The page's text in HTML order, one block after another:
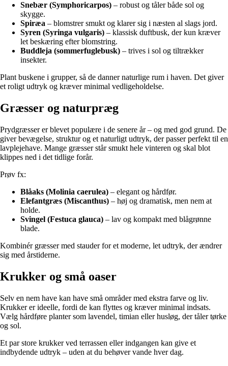
Snebær (Symphoricarpos) – robust og tåler både sol og
skygge.
Spiræa – blomstrer smukt og klarer sig i næsten al slags jord.
Syren (Syringa vulgaris) – klassisk duftbusk, der kun kræver
let beskæring efter blomstring.
Buddleja (sommerfuglebusk) – trives i sol og tiltrækker
insekter.
Plant buskene i grupper, så de danner naturlige rum i haven. Det giver
et roligt udtryk og kræver minimal vedligeholdelse.
Græsser og naturpræg
Prydgræsser er blevet populære i de senere år – og med god grund. De
giver bevægelse, struktur og et naturligt udtryk, der passer perfekt til en
lavplejehave. Mange græsser står smukt hele vinteren og skal blot
klippes ned i det tidlige forår.
Prøv fx:
Blåaks (Molinia caerulea) – elegant og hårdfør.
Elefantgræs (Miscanthus) – høj og dramatisk, men nem at
holde.
Svingel (Festuca glauca) – lav og kompakt med blågrønne
blade.
Kombinér græsser med stauder for et moderne, let udtryk, der ændrer
sig med årstiderne.
Krukker og små oaser
Selv en nem have kan have små områder med ekstra farve og liv.
Krukker er ideelle, fordi de kan flyttes og kræver minimal indsats.
Vælg hårdføre planter som lavendel, timian eller husløg, der tåler tørke
og sol.
Et par store krukker ved terrassen eller indgangen kan give et
indbydende udtryk – uden at du behøver vande hver dag.